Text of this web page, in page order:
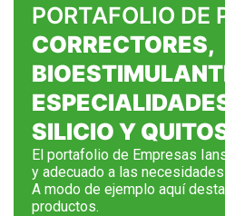
PORTAFOLIO DE
CORRECTORES,
SILICIO Y
El portafolio de Empresas
y adecuado a las
A modo de ejemplo aquí
productos.